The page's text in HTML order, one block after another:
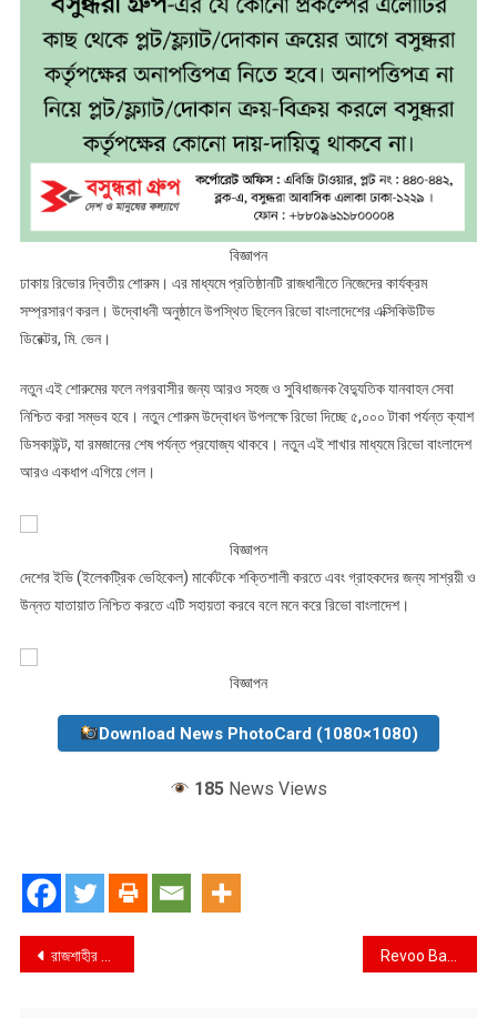
বিজ্ঞাপন
ঢাকায় রিভোর দ্বিতীয় শোরুম। এর মাধ্যমে প্রতিষ্ঠানটি রাজধানীতে নিজেদের কার্যক্রম
সম্প্রসারণ করল। উদ্বোধনী অনুষ্ঠানে উপস্থিত ছিলেন রিভো বাংলাদেশের এক্সিকিউটিভ
ডিরেক্টর, মি. ভেন।
নতুন এই শোরুমের ফলে নগরবাসীর জন্য আরও সহজ ও সুবিধাজনক বৈদ্যুতিক যানবাহন সেবা
নিশ্চিত করা সম্ভব হবে। নতুন শোরুম উদ্বোধন উপলক্ষে রিভো দিচ্ছে ৫,০০০ টাকা পর্যন্ত ক্যাশ
ডিসকাউন্ট, যা রমজানের শেষ পর্যন্ত প্রযোজ্য থাকবে। নতুন এই শাখার মাধ্যমে রিভো বাংলাদেশ
আরও একধাপ এগিয়ে গেল।
বিজ্ঞাপন
দেশের ইভি (ইলেকট্রিক ভেহিকেল) মার্কেটকে শক্তিশালী করতে এবং গ্রাহকদের জন্য সাশ্রয়ী ও
উন্নত যাতায়াত নিশ্চিত করতে এটি সহায়তা করবে বলে মনে করে রিভো বাংলাদেশ।
বিজ্ঞাপন
Download News PhotoCard (1080×1080)
185 News Views
Post
রাজশাহীর আড়ানীতে অবৈধভাবে লাচ্ছা সেমাই উৎপাদন করায় ২৫,০০০ জরিমানা আদায়সহ নিম্নমানের পণ্যসমূহ জব্দ ও ধ্বংস Revoo Bangladesh Opens ‘EV Life Mirpur’ Showroom in Dhaka